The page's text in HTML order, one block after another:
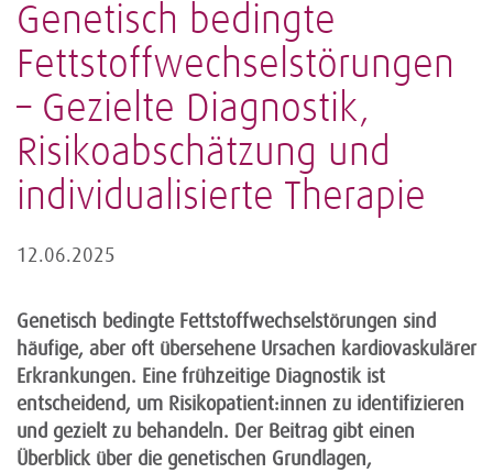
Genetisch bedingte
Fettstoffwechselstörungen
– Gezielte Diagnostik,
Risikoabschätzung und
individualisierte Therapie
12.06.2025
Genetisch bedingte Fettstoffwechselstörungen sind
häufige, aber oft übersehene Ursachen kardiovaskulärer
Erkrankungen. Eine frühzeitige Diagnostik ist
entscheidend, um Risikopatient:innen zu identifizieren
und gezielt zu behandeln. Der Beitrag gibt einen
Überblick über die genetischen Grundlagen,